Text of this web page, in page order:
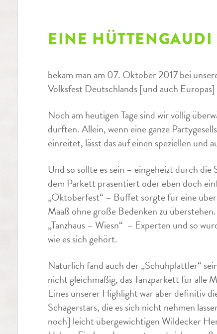
EINE
bekam man am 07. Oktober 2017 bei
Volksfest Deutschlands [und auch
Noch am heutigen Tage sind wir völlig
durften. Allein, wenn eine ganze
einreitet, lässt das auf einen speziellen und
Und so sollte es sein – eingeheizt durch
dem Parkett präsentiert oder eben doch
„Oktoberfest“ – Büffet sorgte für eine
Maaß ohne große Bedenken zu
„Tanzhaus – Wiesn“ – Experten und so
wie es sich gehört.
Natürlich fand auch der „Schuhplattler“
nicht gleichmäßig, das Tanzparkett für alle
Eines unserer Highlight war aber definitiv
Schagerstars, die es sich nicht nehmen
noch] leicht übergewichtigen Wildecker